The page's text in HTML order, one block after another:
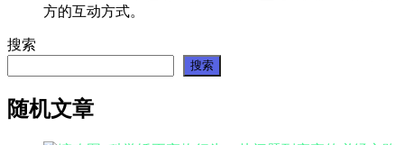
方的互动方式。
搜索
搜索
随机文章